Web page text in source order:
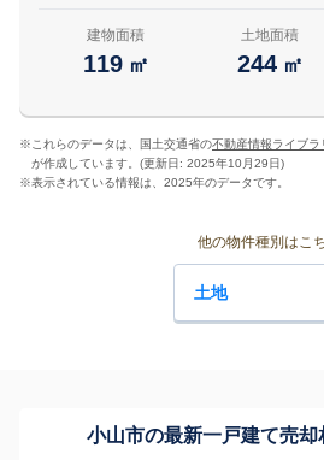
建物面積
119 ㎡
土地面積
244 ㎡
※ これらのデータは、国土交通省の不動産情報ライブラ
が作成しています。(更新日: 2025年10月29日)
※表示されている情報は、2025年のデータです。
他の物件種別はこ
土地
小山市の最新一戸建て売